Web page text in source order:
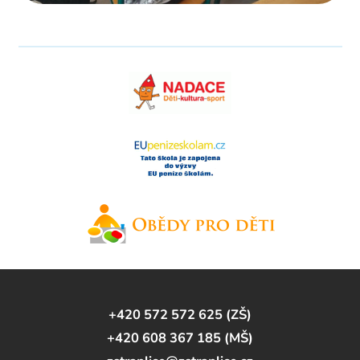
+420 572 572 625 (ZŠ)
+420 608 367 185 (MŠ)